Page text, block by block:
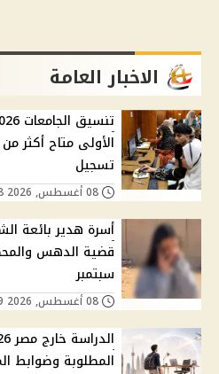
الاخبار العامة
الأولى متاح أكثر
تسجيل
أسرة هدير بائعة
سبتمبر
المطلوبة وضوابط